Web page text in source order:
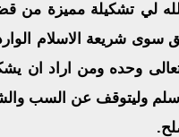
لي تشكيلة مميزة من
سوى شريعة الاسلام
وحده ومن اراد ان
وليتوقف عن السب